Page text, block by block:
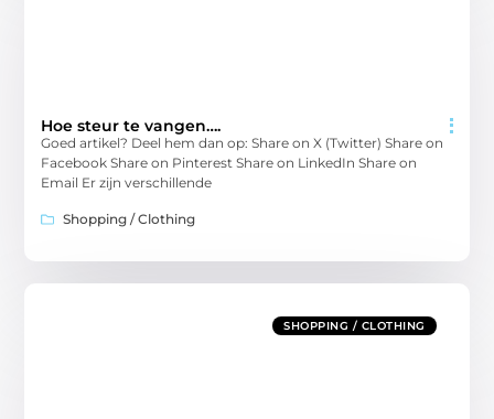
Hoe steur te vangen….
Goed artikel? Deel hem dan op: Share on X (Twitter) Share on
Facebook Share on Pinterest Share on LinkedIn Share on
Email Er zijn verschillende
Shopping / Clothing
SHOPPING / CLOTHING